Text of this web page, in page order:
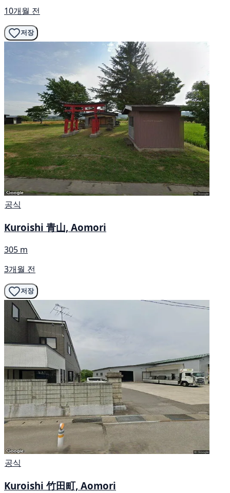
10개월 전
저장
공식
Kuroishi 青山, Aomori
305 m
3개월 전
저장
공식
Kuroishi 竹田町, Aomori